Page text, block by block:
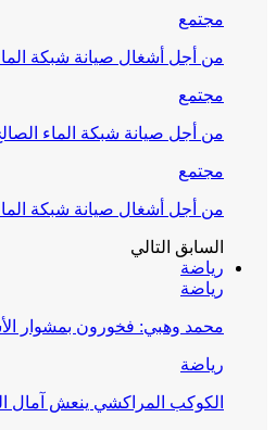
مجتمع
من أجل أشغال صيانة شبكة
مجتمع
من أجل صيانة شبكة الماء
مجتمع
من أجل أشغال صيانة شبكة
السابق التالي
رياضة
رياضة
محمد وهبي: فخورون بمشوار
رياضة
الكوكب المراكشي ينعش آمال